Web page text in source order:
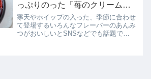
っぷりのった「苺のクリームあ
んみつ」
寒天やホイップの入った、季節に合わせ
て登場するいろんなフレーバーのあんみ
つがおいしいとSNSなどでも話題で